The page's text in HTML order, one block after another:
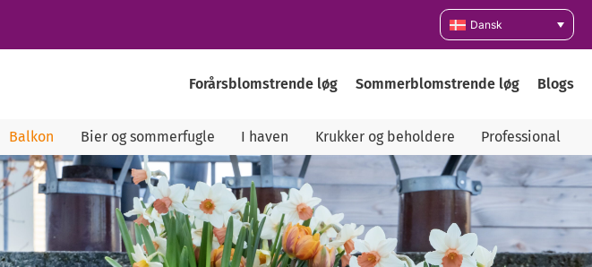
Dansk
Forårsblomstrende løg Sommerblomstrende løg Blogs
Balkon Bier og sommerfugle I haven Krukker og beholdere Professional